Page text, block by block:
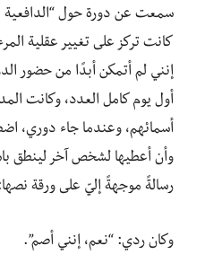
سمعت عن دورة حول “الدافعية
كانت تركز على تغيير عقلية
إنني لم أتمكن أبدًا من حضور
أول يوم كامل العدد، وكانت
أسمائهم، وعندما جاء دوري،
وأن أعطيها لشخص آخر لينطق
رسالةً موجهةً إليّ على ورقة
وكان ردي: “نعم، إنني أصم”.